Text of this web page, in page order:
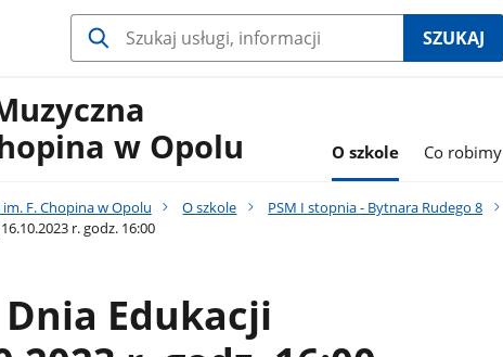
SZUKAJ
w Opolu
O szkole Co robimy
F. Chopina w Opolu O szkole PSM I stopnia - Bytnara Rudego 8
r. godz. 16:00
Edukacji